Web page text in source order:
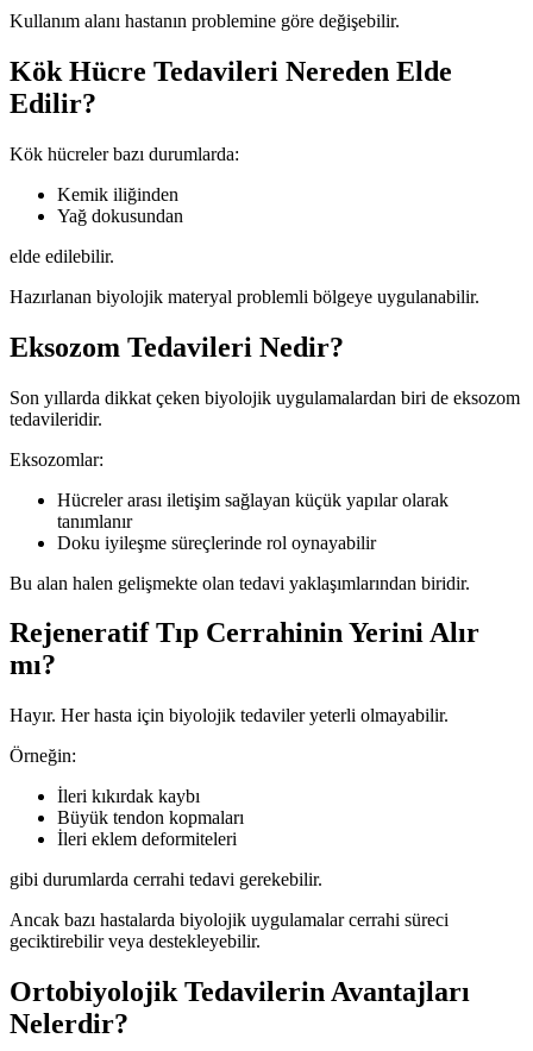
Kullanım alanı hastanın problemine göre değişebilir.
Kök Hücre Tedavileri Nereden Elde
Edilir?
Kök hücreler bazı durumlarda:
Kemik iliğinden
Yağ dokusundan
elde edilebilir.
Hazırlanan biyolojik materyal problemli bölgeye uygulanabilir.
Eksozom Tedavileri Nedir?
Son yıllarda dikkat çeken biyolojik uygulamalardan biri de eksozom
tedavileridir.
Eksozomlar:
Hücreler arası iletişim sağlayan küçük yapılar olarak
tanımlanır
Doku iyileşme süreçlerinde rol oynayabilir
Bu alan halen gelişmekte olan tedavi yaklaşımlarından biridir.
Rejeneratif Tıp Cerrahinin Yerini Alır
mı?
Hayır. Her hasta için biyolojik tedaviler yeterli olmayabilir.
Örneğin:
İleri kıkırdak kaybı
Büyük tendon kopmaları
İleri eklem deformiteleri
gibi durumlarda cerrahi tedavi gerekebilir.
Ancak bazı hastalarda biyolojik uygulamalar cerrahi süreci
geciktirebilir veya destekleyebilir.
Ortobiyolojik Tedavilerin Avantajları
Nelerdir?